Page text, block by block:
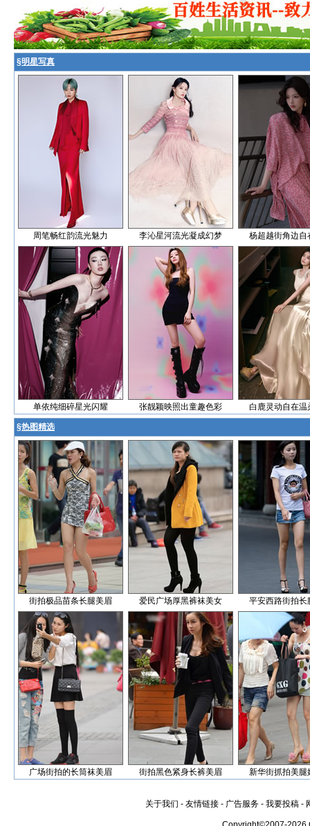
§明星写真
周笔畅红韵流光魅力 李沁星河流光凝成幻梦 杨超越街角边自
单依纯细碎星光闪耀 张靓颖映照出童趣色彩 白鹿灵动自在温
§热图精选
街拍极品苗条长腿美眉 爱民广场厚黑裤袜美女 平安西路街拍长
广场街拍的长筒袜美眉 街拍黑色紧身长裤美眉 新华街抓拍美腿
关于我们 - 友情链接 - 广告服务 - 我要投稿 -